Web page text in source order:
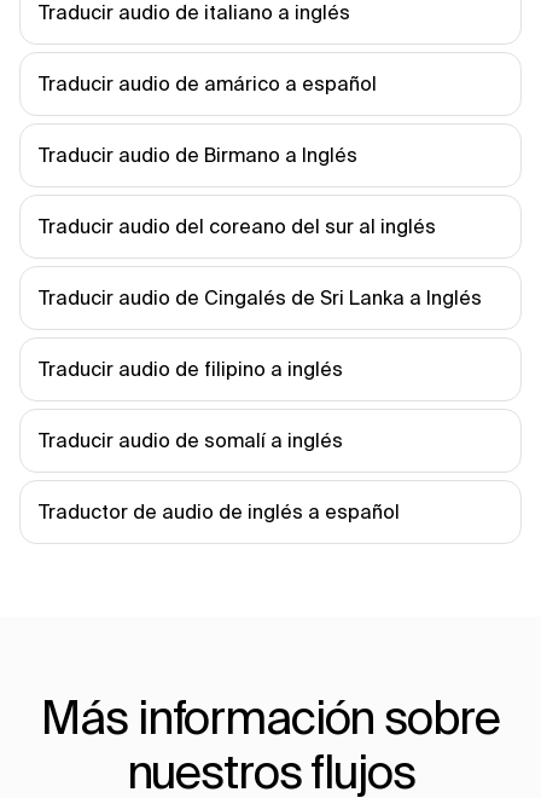
Traducir audio de italiano a inglés
Traducir audio de amárico a español
Traducir audio de Birmano a Inglés
Traducir audio del coreano del sur al inglés
Traducir audio de Cingalés de Sri Lanka a Inglés
Traducir audio de filipino a inglés
Traducir audio de somalí a inglés
Traductor de audio de inglés a español
Más información sobre
nuestros flujos